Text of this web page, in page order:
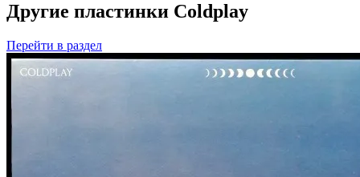
Другие пластинки Coldplay
Перейти в раздел